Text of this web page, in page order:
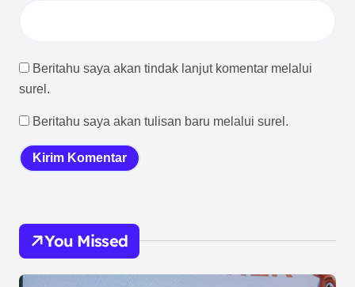
Beritahu saya akan tindak lanjut komentar melalui
surel.
Beritahu saya akan tulisan baru melalui surel.
You Missed